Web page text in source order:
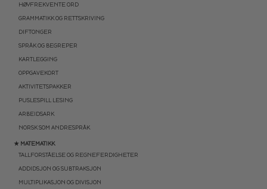
HØYFREKVENTE ORD
GRAMMATIKK OG RETTSKRIVING
DIFTONGER
SPRÅK OG BEGREPER
KARTLEGGING
OPPGAVEKORT
AKTIVITETSPAKKER
PUSLESPILL LESING
ARBEIDSARK
NORSK SOM ANDRESPRÅK
★ MATEMATIKK
TALLFORSTÅELSE OG REGNEFERDIGHETER
ADDIDSJON OG SUBTRAKSJON
MULTIPLIKASJON OG DIVISJON